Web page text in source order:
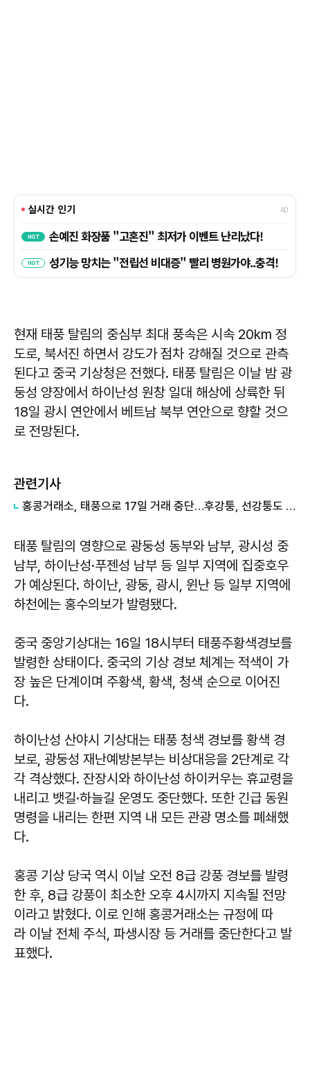
현재 태풍 탈림의 중심부 최대 풍속은 시속 20km 정
도로, 북서진 하면서 강도가 점차 강해질 것으로 관측
된다고 중국 기상청은 전했다. 태풍 탈림은 이날 밤 광
둥성 양장에서 하이난성 원창 일대 해상에 상륙한 뒤
18일 광시 연안에서 베트남 북부 연안으로 향할 것으
로 전망된다.
관련기사
홍콩거래소, 태풍으로 17일 거래 중단…후강퉁, 선강퉁도 중단
태풍 탈림의 영향으로 광둥성 동부와 남부, 광시성 중
남부, 하이난성·푸젠성 남부 등 일부 지역에 집중호우
가 예상된다. 하이난, 광둥, 광시, 윈난 등 일부 지역에
하천에는 홍수의보가 발령됐다.
중국 중앙기상대는 16일 18시부터 태풍주황색경보를
발령한 상태이다. 중국의 기상 경보 체계는 적색이 가
장 높은 단계이며 주황색, 황색, 청색 순으로 이어진
다.
하이난성 산야시 기상대는 태풍 청색 경보를 황색 경
보로, 광둥성 재난예방본부는 비상대응을 2단계로 각
각 격상했다. 잔장시와 하이난성 하이커우는 휴교령을
내리고 뱃길·하늘길 운영도 중단했다. 또한 긴급 동원
명령을 내리는 한편 지역 내 모든 관광 명소를 폐쇄했
다.
홍콩 기상 당국 역시 이날 오전 8급 강풍 경보를 발령
한 후, 8급 강풍이 최소한 오후 4시까지 지속될 전망
이라고 밝혔다. 이로 인해 홍콩거래소는 규정에 따
라 이날 전체 주식, 파생시장 등 거래를 중단한다고 발
표했다.